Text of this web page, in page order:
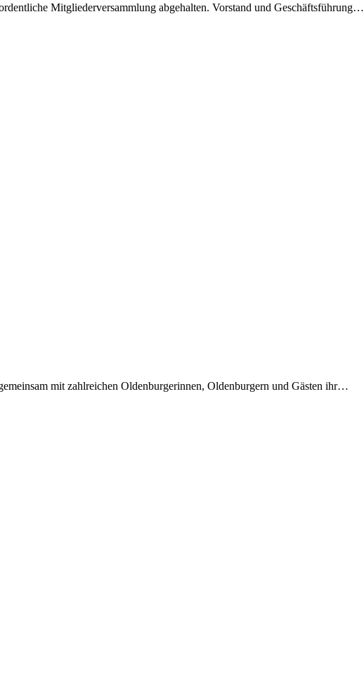
Mitgliederversammlung abgehalten. Vorstand und Geschäftsführung…
mit zahlreichen Oldenburgerinnen, Oldenburgern und Gästen ihr…